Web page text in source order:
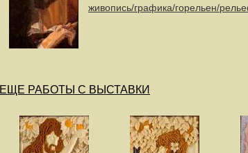
живопись/графика/горельен/
ЕЩЕ РАБОТЫ С ВЫСТАВКИ